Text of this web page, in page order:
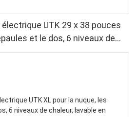
UTK 29 x 38 pouces
et le dos, 6 niveaux de
arrêt automatique